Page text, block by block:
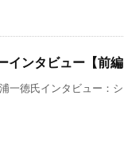
インタビュー【前
一徳氏インタビュー：